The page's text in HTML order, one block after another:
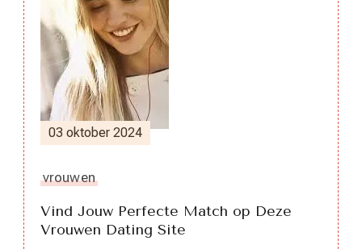
03 oktober 2024
vrouwen
Vind Jouw Perfecte Match op Deze
Vrouwen Dating Site